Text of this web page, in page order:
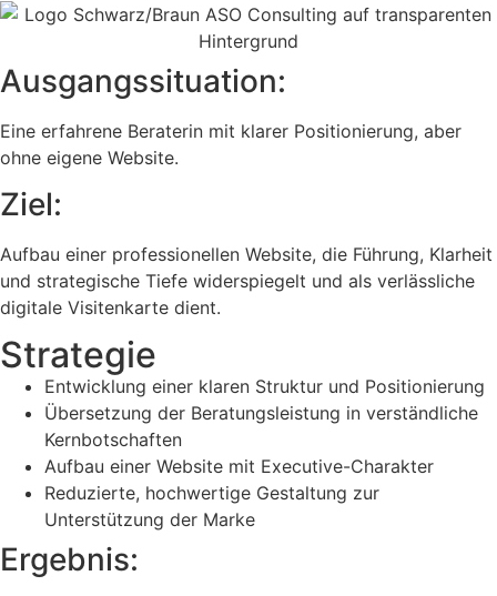
Ausgangssituation:
Eine erfahrene Beraterin mit klarer Positionierung, aber
ohne eigene Website.
Ziel:
Aufbau einer professionellen Website, die Führung, Klarheit
und strategische Tiefe widerspiegelt und als verlässliche
digitale Visitenkarte dient.
Strategie
Entwicklung einer klaren Struktur und Positionierung
Übersetzung der Beratungsleistung in verständliche
Kernbotschaften
Aufbau einer Website mit Executive-Charakter
Reduzierte, hochwertige Gestaltung zur
Unterstützung der Marke
Ergebnis: